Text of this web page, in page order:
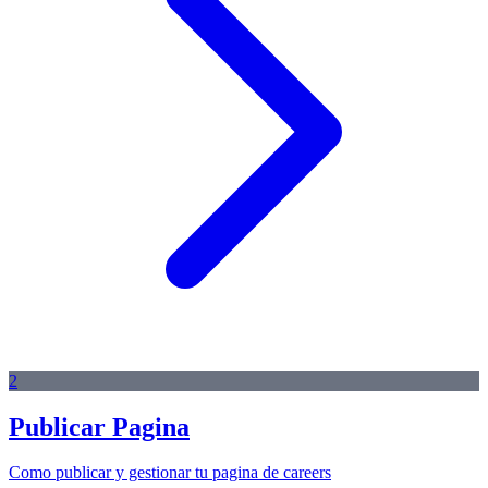
2
Publicar Pagina
Como publicar y gestionar tu pagina de careers